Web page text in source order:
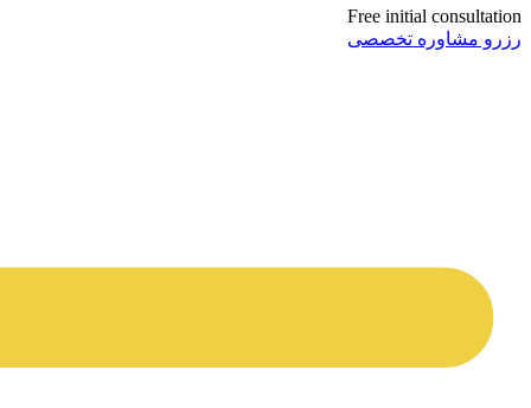
Free initial consultation
رزرو مشاوره تخصصی